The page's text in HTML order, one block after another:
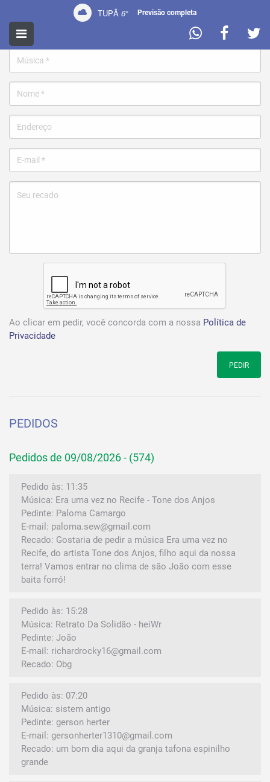
TUPÃ 6° Previsão completa
Ao clicar em pedir, você concorda com a nossa Política de
Privacidade
PEDIR
PEDIDOS
Pedidos de 09/08/2026 - (574)
Pedido às: 11:35
Música: Era uma vez no Recife - Tone dos Anjos
Pedinte: Paloma Camargo
E-mail: paloma.sew@gmail.com
Recado: Gostaria de pedir a música Era uma vez no
Recife, do artista Tone dos Anjos, filho aqui da nossa
terra! Vamos entrar no clima de são João com esse
baita forró!
Pedido às: 15:28
Música: Retrato Da Solidão - heiWr
Pedinte: João
E-mail: richardrocky16@gmail.com
Recado: Obg
Pedido às: 07:20
Música: sistem antigo
Pedinte: gerson herter
E-mail: gersonherter1310@gmail.com
Recado: um bom dia aqui da granja tafona espinilho
grande